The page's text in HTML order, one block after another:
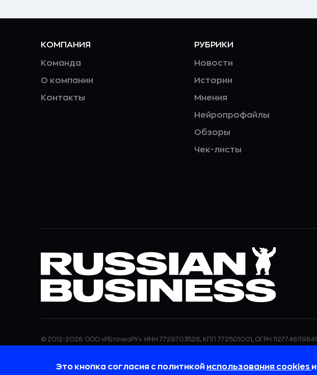
КОМПАНИЯ
Команда
О компании
Контакты
РУБРИКИ
Новости
Истории
Мнения
Нейропрофайлы
Обзоры
Чек-листы
© 2012-2026 ООО «РБточкаРУ». ИНН 7729703526, КПП 772501001, ОГРН 1127746119841
требованиях к защите персональных данных отражены в Политике в отношении
Это кнопка согласия с политикой использования cookies и